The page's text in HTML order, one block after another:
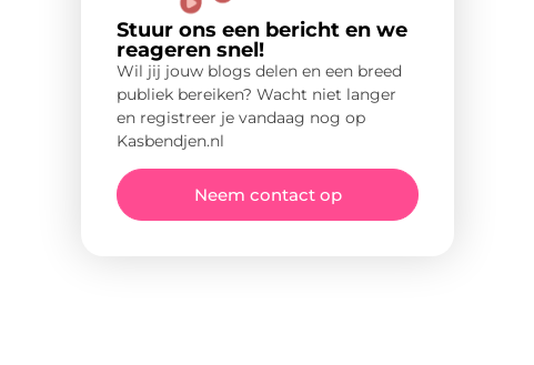
Stuur ons een bericht en we
reageren snel!
Wil jij jouw blogs delen en een breed
publiek bereiken? Wacht niet langer
en registreer je vandaag nog op
Kasbendjen.nl
Neem contact op